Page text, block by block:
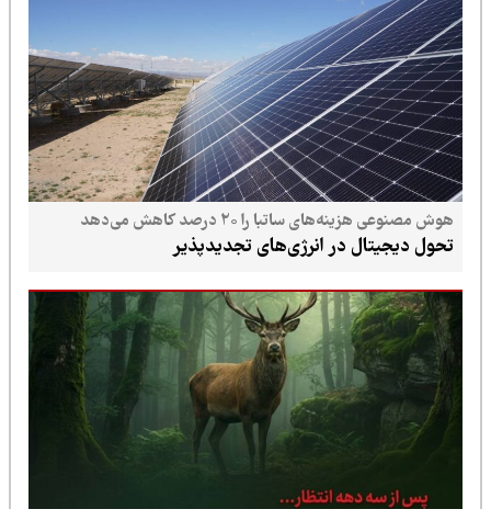
هوش مصنوعی هزینه‌های ساتبا را ۲۰ درصد کاهش می‌دهد
تحول دیجیتال در انرژی‌های تجدیدپذیر